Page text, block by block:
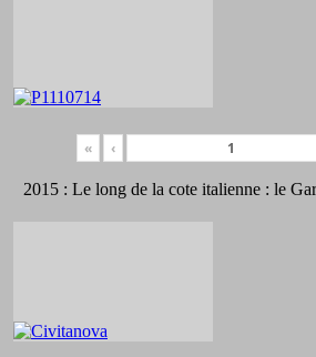
« ‹
2015 : Le long de la cote italienne : le